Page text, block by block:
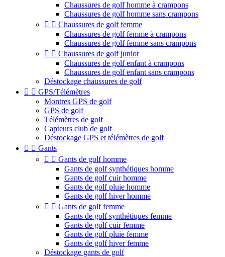
Chaussures de golf homme à crampons
Chaussures de golf homme sans crampons
  Chaussures de golf femme
Chaussures de golf femme à crampons
Chaussures de golf femme sans crampons
  Chaussures de golf junior
Chaussures de golf enfant à crampons
Chaussures de golf enfant sans crampons
Déstockage chaussures de golf
  GPS/Télémètres
Montres GPS de golf
GPS de golf
Télémètres de golf
Capteurs club de golf
Déstockage GPS et télémètres de golf
  Gants
  Gants de golf homme
Gants de golf synthétiques homme
Gants de golf cuir homme
Gants de golf pluie homme
Gants de golf hiver homme
  Gants de golf femme
Gants de golf synthétiques femme
Gants de golf cuir femme
Gants de golf pluie femme
Gants de golf hiver femme
Déstockage gants de golf